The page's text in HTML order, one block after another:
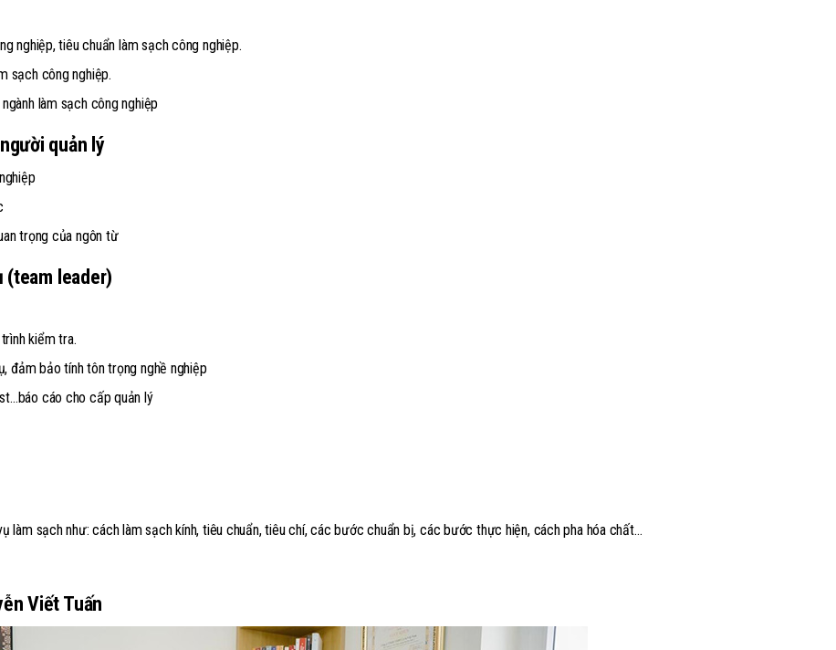
nghiệp, tiêu chuẩn làm sạch công nghiệp.
sạch công nghiệp.
làm sạch công nghiệp
quản lý
trọng của ngôn từ
(team leader)
kiểm tra.
đảm bảo tính tôn trọng nghề nghiệp
cáo cho cấp quản lý
làm sạch như: cách làm sạch kính, tiêu chuẩn, tiêu chí, các bước chuẩn bị, các bước thực hiện, cách pha hóa chất…
Viết Tuấn